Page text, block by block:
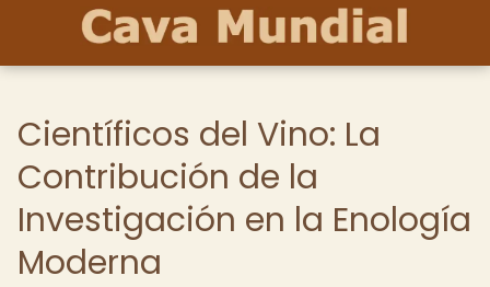
Científicos del Vino: La
Contribución de la
Investigación en la Enología
Moderna